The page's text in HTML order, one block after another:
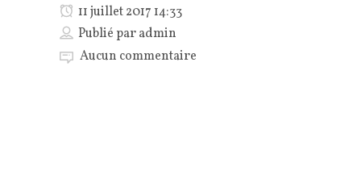
11 juillet 2017 14:33
Publié paradmin
Aucun commentaire